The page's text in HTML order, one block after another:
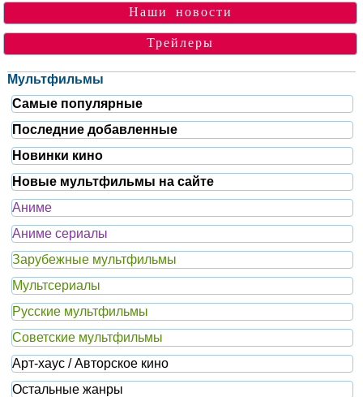
Наши новости
Трейлеры
Мультфильмы
Самые популярные
Последние добавленные
Новинки кино
Новые мультфильмы на сайте
Аниме
Аниме сериалы
Зарубежные мультфильмы
Мультсериалы
Русские мультфильмы
Советские мультфильмы
Арт-хаус / Авторское кино
Остальные жанры